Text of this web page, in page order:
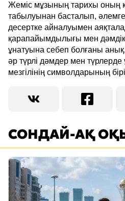
Жеміс мұзының тарихы оның
табылуынан басталып,
десертке айналуымен
қарапайымдылығы мен
ұнатуына себеп болғаны анық.
әр түрлі дәмдер мен
мезгілінің символдарының
СОНДАЙ-АҚ